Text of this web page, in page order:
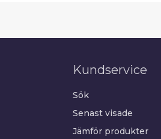
Kundservice
Sök
Senast visade
Jämför produkter